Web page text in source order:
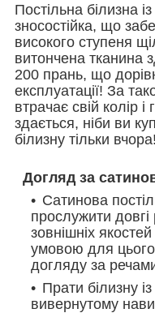
Постільна білизна
зносостійка, що
високого ступеня
витончена тканина
200 прань, що
експлуатації! За
втрачає свій колір
здається, ніби ви
білизну тільки вчора!
Догляд за
Сатинова
прослужити
зовнішніх
умовою для
догляду за
Прати білизну
вивернутому